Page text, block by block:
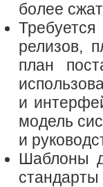
более
релизов,
план
и
модель
и
Шаблоны